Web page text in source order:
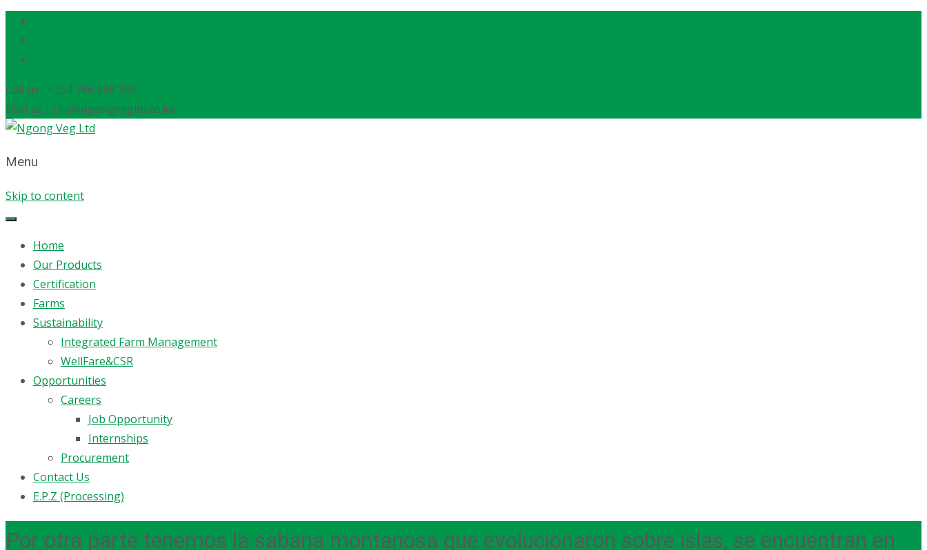
Call us : +254 796 388 306
Mail us : info@ngongvegltd.co.ke
Menu
Skip to content
Home
Our Products
Certification
Farms
Sustainability
Integrated Farm Management
WellFare&CSR
Opportunities
Careers
Job Opportunity
Internships
Procurement
Contact Us
E.P.Z (Processing)
Por otra parte tenemos la sabana montanosa que evolucionaron sobre islas, se encuentran en